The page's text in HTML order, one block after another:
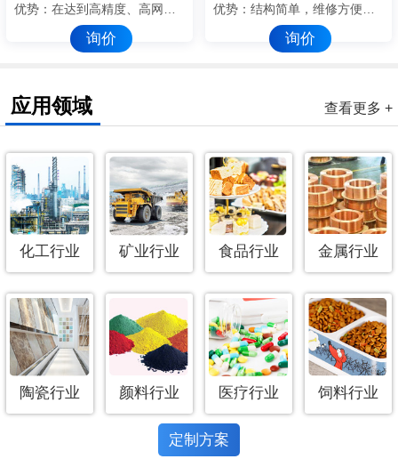
优势：在达到高精度、高网目筛分的同时，控制较窄的粒度范围
询价
优势：结构简单，维修方便，耗能低
询价
查看更多 +
应用领域
化工行业 矿业行业 食品行业 金属行业
陶瓷行业 颜料行业 医疗行业 饲料行业
定制方案